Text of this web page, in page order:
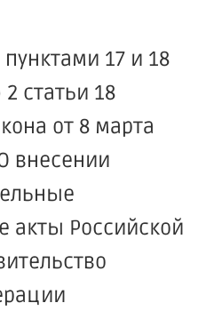
17 и 18
статьи 18
от 8 марта
внесении
акты Российской